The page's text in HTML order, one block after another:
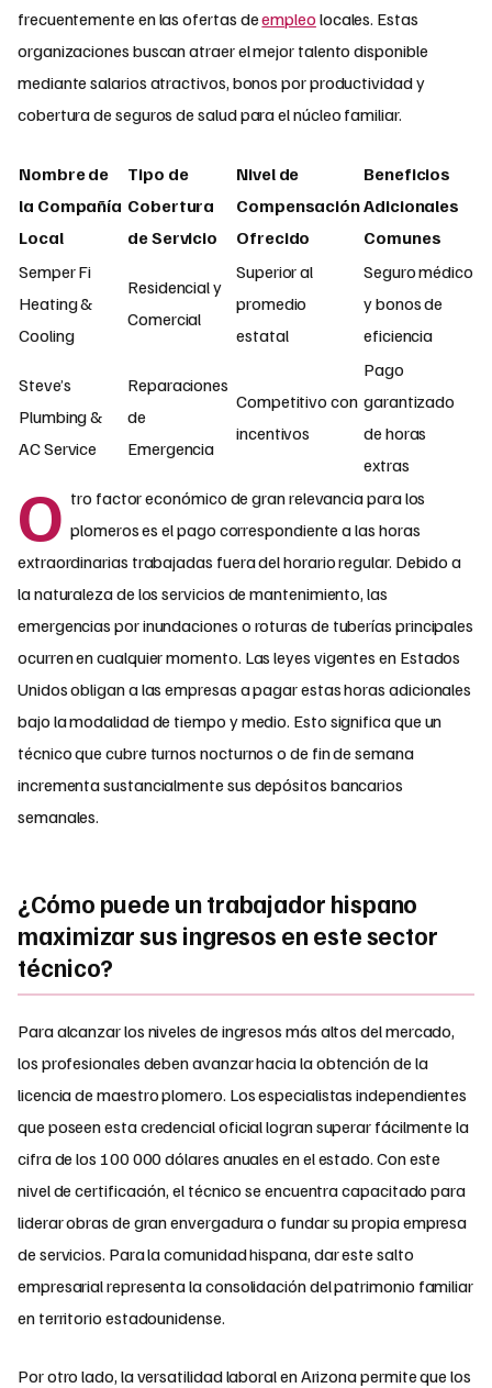
frecuentemente en las ofertas deempleo locales. Estas
organizaciones buscan atraer el mejor talento disponible
mediante salarios atractivos, bonos por productividad y
cobertura de seguros de salud para el núcleo familiar.
Nombre de
la Compañía
Local
Tipo de
Cobertura
de Servicio
Nivel de
Compensación
Ofrecido
Beneficios
Adicionales
Comunes
Semper Fi
Heating &
Cooling
Residencial y
Comercial
Superior al
promedio
estatal
Seguro médico
y bonos de
eficiencia
Steve’s
Plumbing &
AC Service
Reparaciones
de
Emergencia
Competitivo con
incentivos
Pago
garantizado
de horas
extras
O tro factor económico de gran relevancia para los
plomeros es el pago correspondiente a las horas
extraordinarias trabajadas fuera del horario regular. Debido a
la naturaleza de los servicios de mantenimiento, las
emergencias por inundaciones o roturas de tuberías principales
ocurren en cualquier momento. Las leyes vigentes en Estados
Unidos obligan a las empresas a pagar estas horas adicionales
bajo la modalidad de tiempo y medio. Esto significa que un
técnico que cubre turnos nocturnos o de fin de semana
incrementa sustancialmente sus depósitos bancarios
semanales.
¿Cómo puede un trabajador hispano
maximizar sus ingresos en este sector
técnico?
Para alcanzar los niveles de ingresos más altos del mercado,
los profesionales deben avanzar hacia la obtención de la
licencia de maestro plomero. Los especialistas independientes
que poseen esta credencial oficial logran superar fácilmente la
cifra de los 100 000 dólares anuales en el estado. Con este
nivel de certificación, el técnico se encuentra capacitado para
liderar obras de gran envergadura o fundar su propia empresa
de servicios. Para la comunidad hispana, dar este salto
empresarial representa la consolidación del patrimonio familiar
en territorio estadounidense.
Por otro lado, la versatilidad laboral en Arizona permite que los